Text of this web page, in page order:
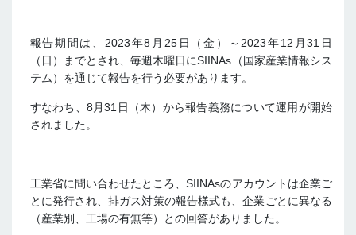
報告期間は、2023年8月25日（金）～2023年12月31日
（日）までとされ、毎週木曜日にSIINAs（国家産業情報シス
テム）を通じて報告を行う必要があります。
すなわち、8月31日（木）から報告義務について運用が開始
されました。
工業省に問い合わせたところ、SIINAsのアカウントは企業ご
とに発行され、排ガス対策の報告様式も、企業ごとに異なる
（産業別、工場の有無等）との回答がありました。